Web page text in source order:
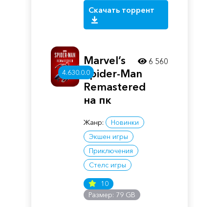
Скачать торрент
4.630.0.0
Marvel’s
Spider-Man
Remastered
на пк
Жанр:
Новинки
Экшен игры
Приключения
Стелс игры
10
Размер: 79 GB
6 560